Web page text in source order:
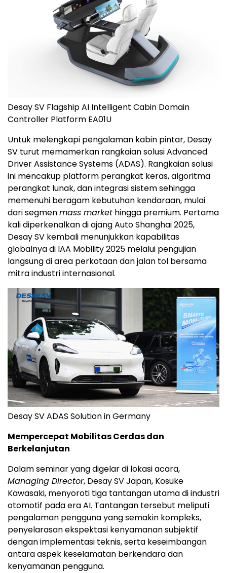
Desay SV Flagship AI Intelligent Cabin Domain
Controller Platform EA01U
Untuk melengkapi pengalaman kabin pintar, Desay
SV turut memamerkan rangkaian solusi Advanced
Driver Assistance Systems (ADAS). Rangkaian solusi
ini mencakup platform perangkat keras, algoritma
perangkat lunak, dan integrasi sistem sehingga
memenuhi beragam kebutuhan kendaraan, mulai
dari segmenmass market hingga premium. Pertama
kali diperkenalkan di ajang Auto Shanghai 2025,
Desay SV kembali menunjukkan kapabilitas
globalnya di IAA Mobility 2025 melalui pengujian
langsung di area perkotaan dan jalan tol bersama
mitra industri internasional.
Desay SV ADAS Solution in Germany
Mempercepat Mobilitas Cerdas dan
Berkelanjutan
Dalam seminar yang digelar di lokasi acara,
Managing Director, Desay SV Japan, Kosuke
Kawasaki, menyoroti tiga tantangan utama di industri
otomotif pada era AI. Tantangan tersebut meliputi
pengalaman pengguna yang semakin kompleks,
penyelarasan ekspektasi kenyamanan subjektif
dengan implementasi teknis, serta keseimbangan
antara aspek keselamatan berkendara dan
kenyamanan pengguna.